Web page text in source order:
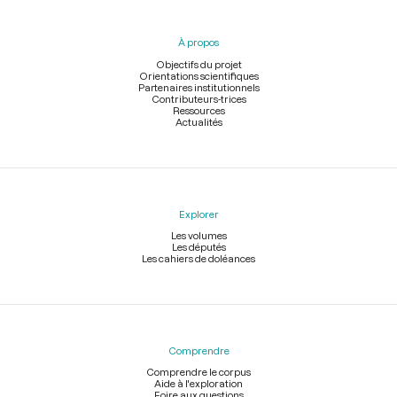
À propos
Objectifs du projet
Orientations scientifiques
Partenaires institutionnels
Contributeurs-trices
Ressources
Actualités
Explorer
Les volumes
Les députés
Les cahiers de doléances
Comprendre
Comprendre le corpus
Aide à l'exploration